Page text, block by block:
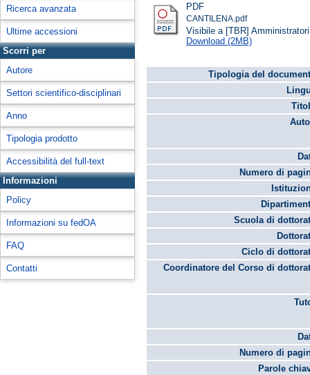
Ricerca avanzata
Ultime accessioni
Scorri per
Autore
Settori scientifico-disciplinari
Anno
Tipologia prodotto
Accessibilità del full-text
Informazioni
Policy
Informazioni su fedOA
FAQ
Contatti
PDF
CANTILENA.pdf
Visibile a [TBR]
Download (2MB)
Tipologia del
Numero di
Scuola di
Ciclo di
Coordinatore del Corso di
Numero di
Parole